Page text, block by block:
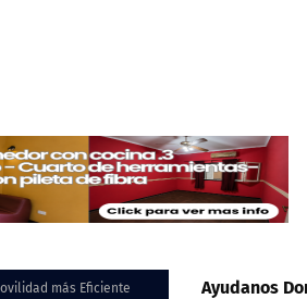
más Eficiente Ayudanos